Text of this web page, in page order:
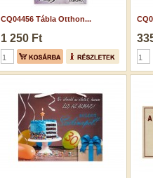
CQ04456 Tábla Otthon...
1 250 Ft